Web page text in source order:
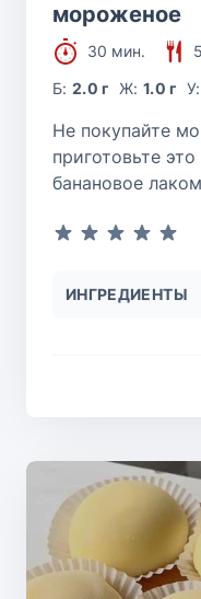
мороженое
30 мин.
Б:2.0 г Ж: 1.0 г У:
Не покупайте
приготовьте
банановое
ИНГРЕДИЕНТЫ